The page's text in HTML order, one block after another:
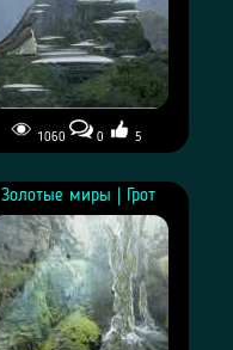
1060 0 5
Андромеды
Золотые миры | Грот